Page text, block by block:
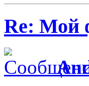
Re: Мой